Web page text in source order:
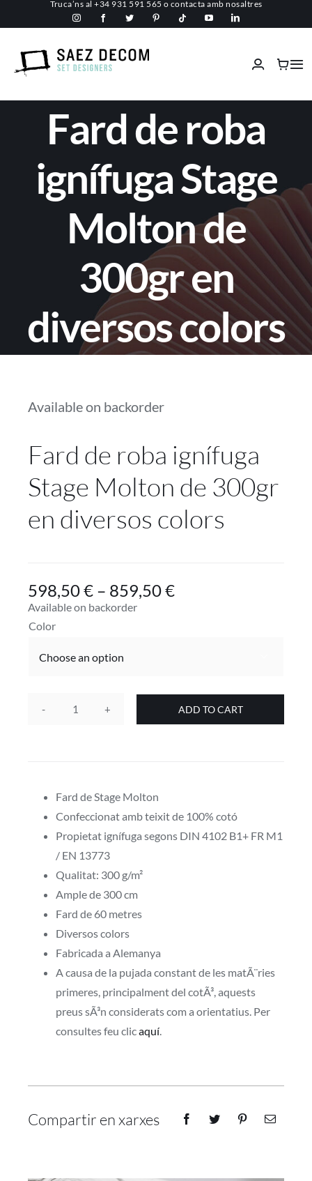
to
content
Truca’ns al+34 931 591 565 o contacta amb nosaltres
Espais comercials
Ignífugs
Serveis
Projectes
Contacte
Botiga online
Fard de roba
ignífuga Stage
Molton de
300gr en
diversos colors
Available on backorder
Fard de roba ignífuga
Stage Molton de 300gr
en diversos colors
598,50€– 859,50€
Available on backorder
Color
Fard
300gr
en
diversos
colors
quantity
ADD TO CART
Fard de Stage Molton
Confeccionat amb teixit de 100% cotó
Propietat ignífuga segons DIN 4102 B1+ FR M1
/ EN 13773
Qualitat: 300 g/m²
Ample de 300 cm
Fard de 60 metres
Diversos colors
Fabricada a Alemanya
A causa de la pujada constant de les matÃ¨ries
primeres, principalment del cotÃ³, aquests
preus sÃ³n considerats com a orientatius. Per
consultes feu clicaquí.
Compartir en xarxes